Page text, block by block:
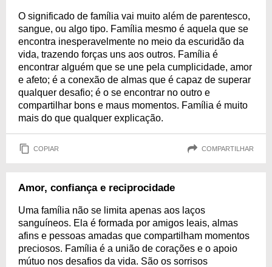
O significado de família vai muito além de parentesco,
sangue, ou algo tipo. Família mesmo é aquela que se
encontra inesperavelmente no meio da escuridão da
vida, trazendo forças uns aos outros. Família é
encontrar alguém que se une pela cumplicidade, amor
e afeto; é a conexão de almas que é capaz de superar
qualquer desafio; é o se encontrar no outro e
compartilhar bons e maus momentos. Família é muito
mais do que qualquer explicação.
COPIAR COMPARTILHAR
Amor, confiança e reciprocidade
Uma família não se limita apenas aos laços
sanguíneos. Ela é formada por amigos leais, almas
afins e pessoas amadas que compartilham momentos
preciosos. Família é a união de corações e o apoio
mútuo nos desafios da vida. São os sorrisos